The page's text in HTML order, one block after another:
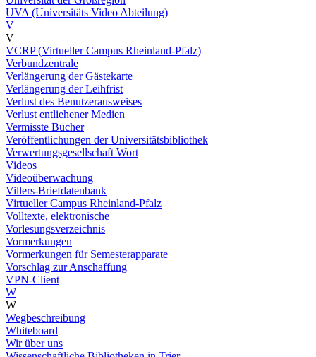
UVA (Universitäts Video Abteilung)
V
V
VCRP (Virtueller Campus Rheinland-Pfalz)
Verbundzentrale
Verlängerung der Gästekarte
Verlängerung der Leihfrist
Verlust des Benutzerausweises
Verlust entliehener Medien
Vermisste Bücher
Veröffentlichungen der Universitätsbibliothek
Verwertungsgesellschaft Wort
Videos
Videoüberwachung
Villers-Briefdatenbank
Virtueller Campus Rheinland-Pfalz
Volltexte, elektronische
Vorlesungsverzeichnis
Vormerkungen
Vormerkungen für Semesterapparate
Vorschlag zur Anschaffung
VPN-Client
W
W
Wegbeschreibung
Whiteboard
Wir über uns